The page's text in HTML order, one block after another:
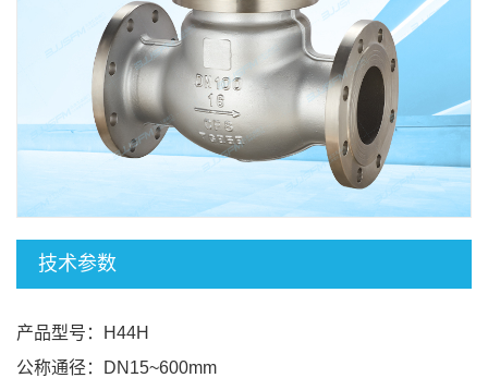
技术参数
产品型号：H44H
公称通径：DN15~600mm